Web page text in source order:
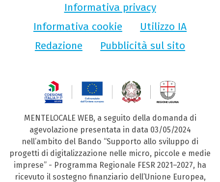
Informativa privacy
Informativa cookie
Utilizzo IA
Redazione
Pubblicità sul sito
MENTELOCALE WEB, a seguito della domanda di
agevolazione presentata in data 03/05/2024
nell’ambito del Bando “Supporto allo sviluppo di
progetti di digitalizzazione nelle micro, piccole e medie
imprese” - Programma Regionale FESR 2021–2027, ha
ricevuto il sostegno finanziario dell’Unione Europea,